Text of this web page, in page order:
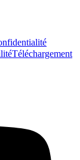
Téléchargement